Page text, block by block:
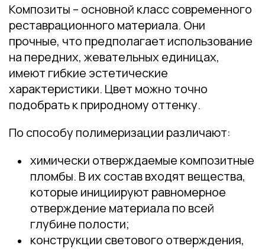
Композиты – основной класс современного
реставрационного материала. Они
прочные, что предполагает использование
на передних, жевательных единицах,
имеют гибкие эстетические
характеристики. Цвет можно точно
подобрать к природному оттенку.
По способу полимеризации различают:
химически отверждаемые композитные
пломбы. В их состав входят вещества,
которые инициируют равномерное
отверждение материала по всей
глубине полости;
конструкции светового отверждения,